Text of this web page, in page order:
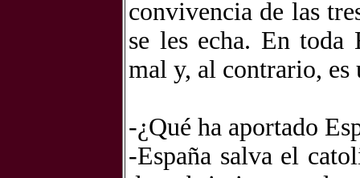
convivencia de las
se les echa. En
mal y, al contrario, es
-¿Qué ha aportado
-España salva el